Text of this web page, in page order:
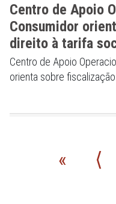
Centro de Apoio
Consumidor
direito à tarifa
Centro de Apoio
orienta sobre
« ⟨